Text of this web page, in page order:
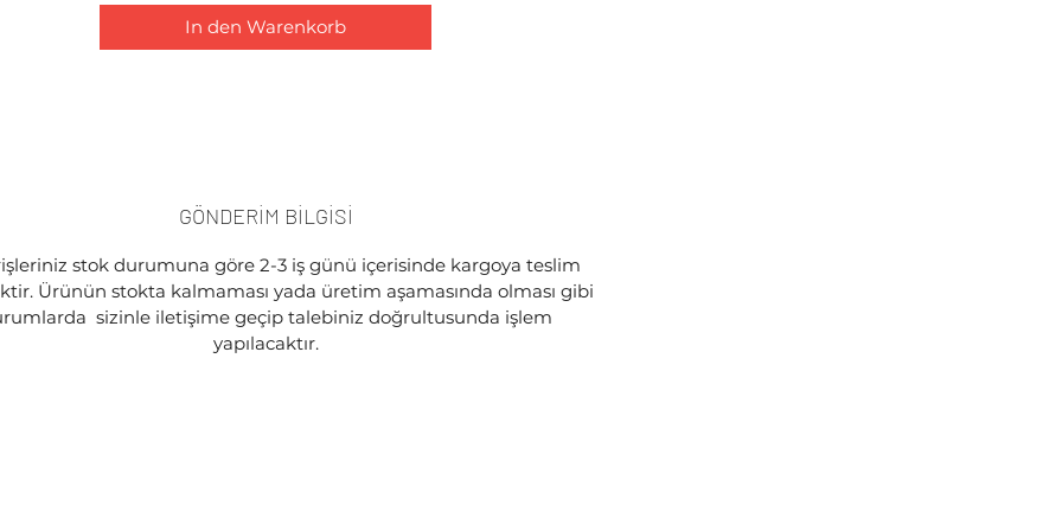
In den Warenkorb
GÖNDERİM BİLGİSİ
stok durumuna göre 2-3 iş günü içerisinde kargoya teslim
Ürünün stokta kalmaması yada üretim aşamasında olması gibi
sizinle iletişime geçip talebiniz doğrultusunda işlem
yapılacaktır.